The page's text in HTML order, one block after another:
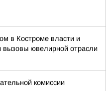
в Костроме власти и
вызовы ювелирной отрасли
комиссии